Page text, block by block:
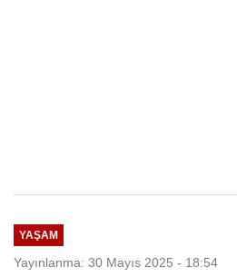
YAŞAM
Yayınlanma: 30 Mayıs 2025 - 18:54